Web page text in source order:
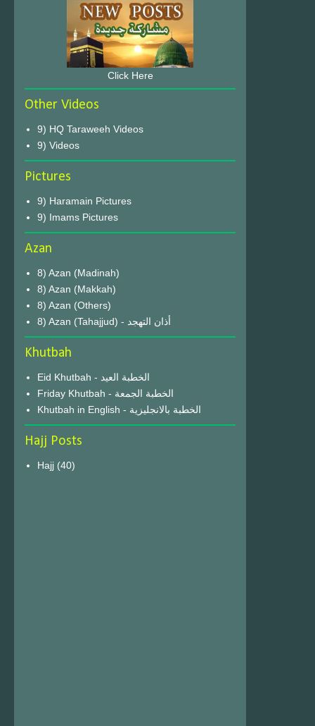
Click Here
Other Videos
9) HQ Taraweeh Videos
9) Videos
Pictures
9) Haramain Pictures
9) Imams Pictures
Azan
8) Azan (Madinah)
8) Azan (Makkah)
8) Azan (Others)
8) Azan (Tahajjud) - أذان التهجد
Khutbah
Eid Khutbah - الخطبة العيد
Friday Khutbah - الخطبة الجمعة
Khutbah in English - الخطبة بالانجليزية
Hajj Posts
Hajj (40)